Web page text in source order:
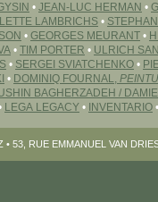
• JEAN-LUC HERMAN •
LAMBRICHS •
• GEORGES MEURANT •
• TIM PORTER • ULRICH
• SERGEI SVIATCHENKO •
• DOMINIQ FOURNAL,
BAGHERZADEH /
LEGA LEGACY • INVENTARIO
• 53, RUE EMMANUEL VAN